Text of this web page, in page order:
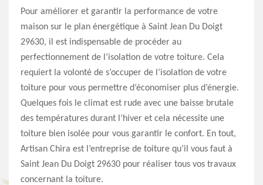
Pour améliorer et garantir la performance de votre
maison sur le plan énergétique à Saint Jean Du Doigt
29630, il est indispensable de procéder au
perfectionnement de l’isolation de votre toiture. Cela
requiert la volonté de s’occuper de l’isolation de votre
toiture pour vous permettre d’économiser plus d’énergie.
Quelques fois le climat est rude avec une baisse brutale
des températures durant l’hiver et cela nécessite une
toiture bien isolée pour vous garantir le confort. En tout,
Artisan Chira est l’entreprise de toiture qu’il vous faut à
Saint Jean Du Doigt 29630 pour réaliser tous vos travaux
concernant la toiture.